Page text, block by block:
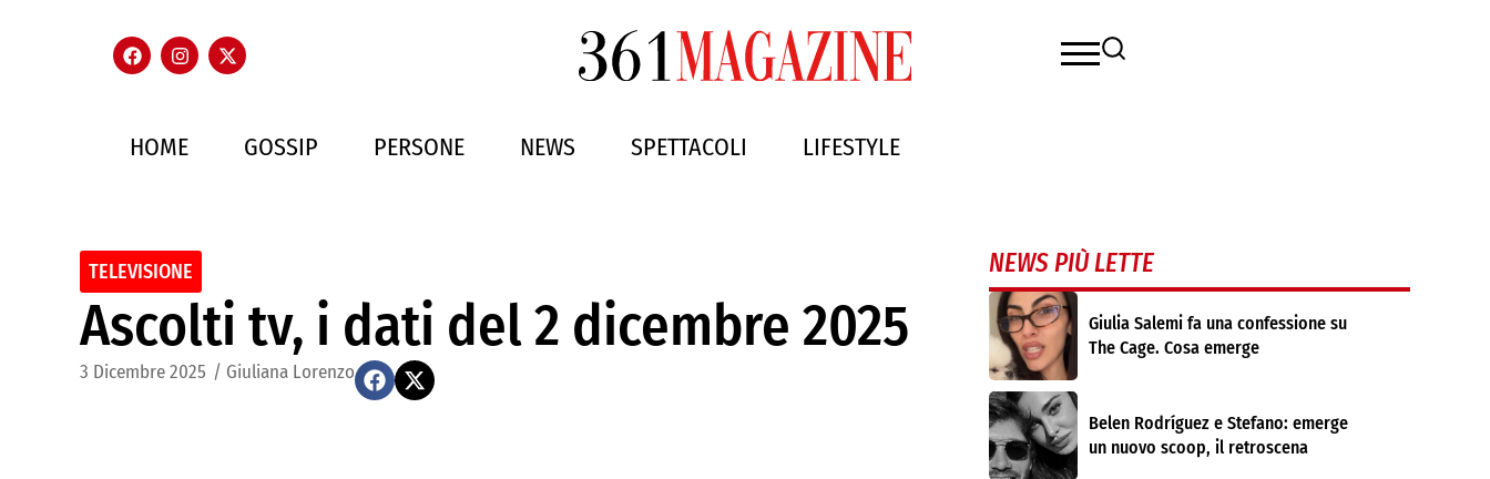
HOME GOSSIP PERSONE NEWS SPETTACOLI LIFESTYLE
TELEVISIONE
Ascolti tv, i dati del 2 dicembre 2025
3 Dicembre 2025 / Giuliana Lorenzo
NEWS PIÙ LETTE
Giulia Salemi fa una confessione su
The Cage. Cosa emerge
Belen Rodríguez e Stefano: emerge
un nuovo scoop, il retroscena